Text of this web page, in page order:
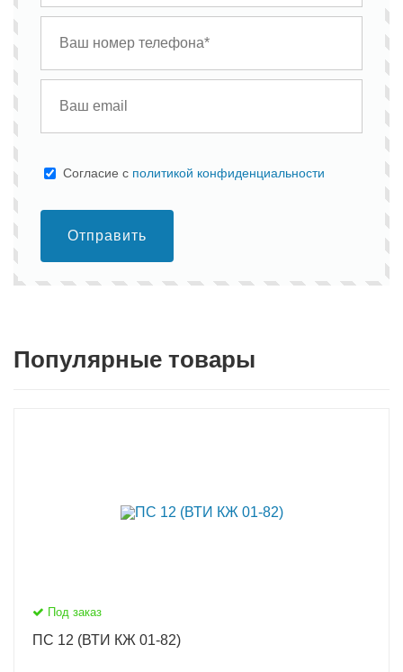
Cогласие с политикой конфиденциальности
Отправить
Популярные товары
Под заказ
ПС 12 (ВТИ КЖ 01-82)